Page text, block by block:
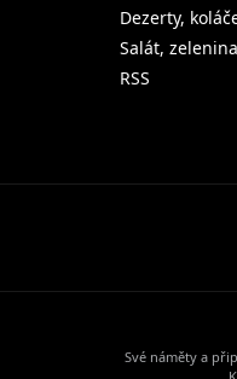
Dezerty,
Salát, zelenina
RSS
Své náměty a